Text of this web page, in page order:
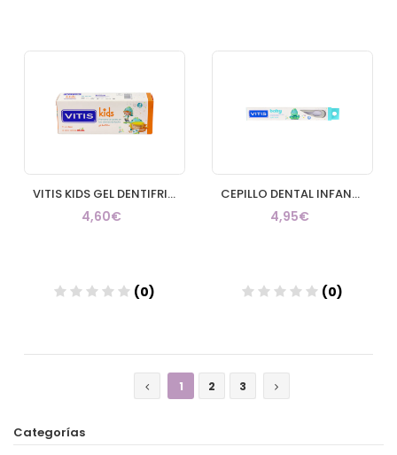
VITIS KIDS GEL DENTIFRICO 1 ENVASE 50 ml
4,60€
(0)
CEPILLO DENTAL INFANTIL VITIS BABY
4,95€
(0)
1
2 3
Categorías